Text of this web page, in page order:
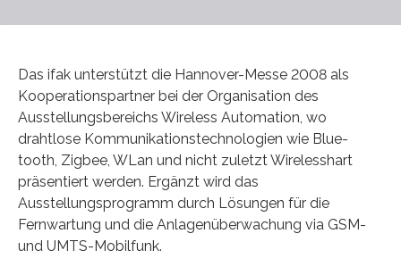
Das ifak unterstützt die Hannover-Messe 2008 als
Kooperationspartner bei der Organisation des
Ausstellungsbereichs Wireless Automation, wo
drahtlose Kommunikationstechnologien wie Blue-
tooth, Zigbee, WLan und nicht zuletzt Wirelesshart
präsentiert werden. Ergänzt wird das
Ausstellungsprogramm durch Lösungen für die
Fernwartung und die Anlagenüberwachung via GSM-
und UMTS-Mobilfunk.